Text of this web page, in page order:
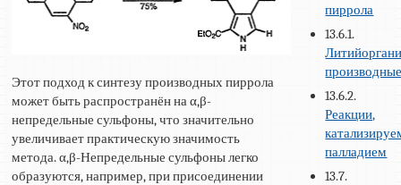
Этот подход к синтезу производных пиррола
может быть распространён на α,β-
непредельные сульфоны, что значительно
увеличивает практическую значимость
метода. α,β-Непредельные сульфоны легко
образуются, например, при присоединении
пиррола
13.6.1.
13.6.2.
Реакции,
палладием
13.7.